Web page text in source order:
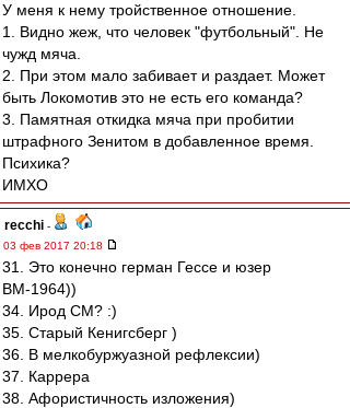
У меня к нему тройственное отношение.
1. Видно жеж, что человек "футбольный". Не
чужд мяча.
2. При этом мало забивает и раздает. Может
быть Локомотив это не есть его команда?
3. Памятная откидка мяча при пробитии
штрафного Зенитом в добавленное время.
Психика?
ИМХО
recchi -
03 фев 2017 20:18
31. Это конечно герман Гессе и юзер
ВМ-1964))
34. Ирод СМ? :)
35. Старый Кенигсберг )
36. В мелкобуржуазной рефлексии)
37. Каррера
38. Афористичность изложения)